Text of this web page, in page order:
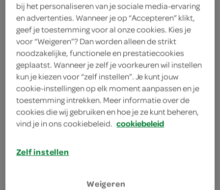
Let op: aanbiedingen zijn niet zichtbaar bij de
producten, maar worden wél automatisch
verwerkt in de winkelmand.
omschrijving
bij het personaliseren van je sociale media-ervaring
en advertenties. Wanneer je op “Accepteren” klikt,
geef je toestemming voor al onze cookies. Kies je
voor “Weigeren”? Dan worden alleen de strikt
noodzakelijke, functionele en prestatiecookies
geplaatst. Wanneer je zelf je voorkeuren wil instellen
kun je kiezen voor “zelf instellen”. Je kunt jouw
cookie-instellingen op elk moment aanpassen en je
toestemming intrekken. Meer informatie over de
cookies die wij gebruiken en hoe je ze kunt beheren,
vind je in ons cookiebeleid. cookiebeleid
Zelf instellen
Weigeren